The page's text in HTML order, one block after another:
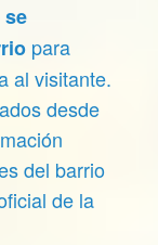
para
al visitante.
desde
del barrio
de la